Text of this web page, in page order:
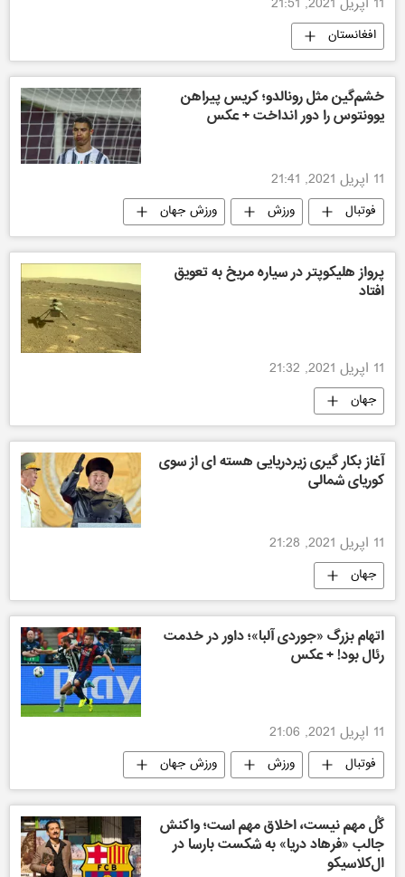
11 اپریل 2021, 21:51
افغانستان
خشم‌گین مثل رونالدو؛ کریس پیراهن
یوونتوس را دور انداخت + عکس
11 اپریل 2021, 21:41
فوتبال ورزش
ورزش جهان
ورزش
پرواز هلیکوپتر در سیاره مریخ به تعویق
افتاد
11 اپریل 2021, 21:32
جهان
آغاز بکار گیری زیردریایی هسته ای از سوی
کوریای شمالی
11 اپریل 2021, 21:28
جهان
اتهام بزرگ «جوردی آلبا»؛ داور در خدمت
رئال بود! + عکس
11 اپریل 2021, 21:06
فوتبال ورزش
ورزش جهان
ورزش
گُل مهم نیست، اخلاق مهم است؛ واکنش
جالب «فرهاد دریا» به شکست بارسا در
ال‌کلاسیکو